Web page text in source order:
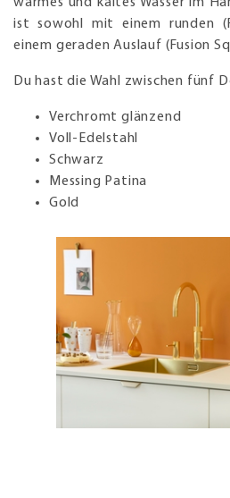
ist sowohl mit einem runden
einem geraden Auslauf (Fusion
Du hast die Wahl zwischen fünf
Verchromt glänzend
Voll-Edelstahl
Schwarz
Messing Patina
Gold